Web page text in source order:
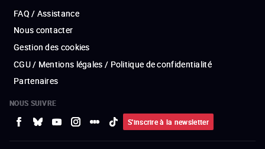
FAQ / Assistance
Nous contacter
Gestion des cookies
CGU / Mentions légales / Politique de confidentialité
Partenaires
NOUS SUIVRE
S'inscrire à la newsletter